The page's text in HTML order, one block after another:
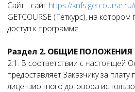
Сайт - сайт https://
GETCOURSE (Геткурс), на котором
доступ к программе.
Раздел 2. ОБЩИЕ ПОЛОЖЕНИЯ
2.1. В соответствии с настоящей
предоставляет Заказчику за
лицензионного договора